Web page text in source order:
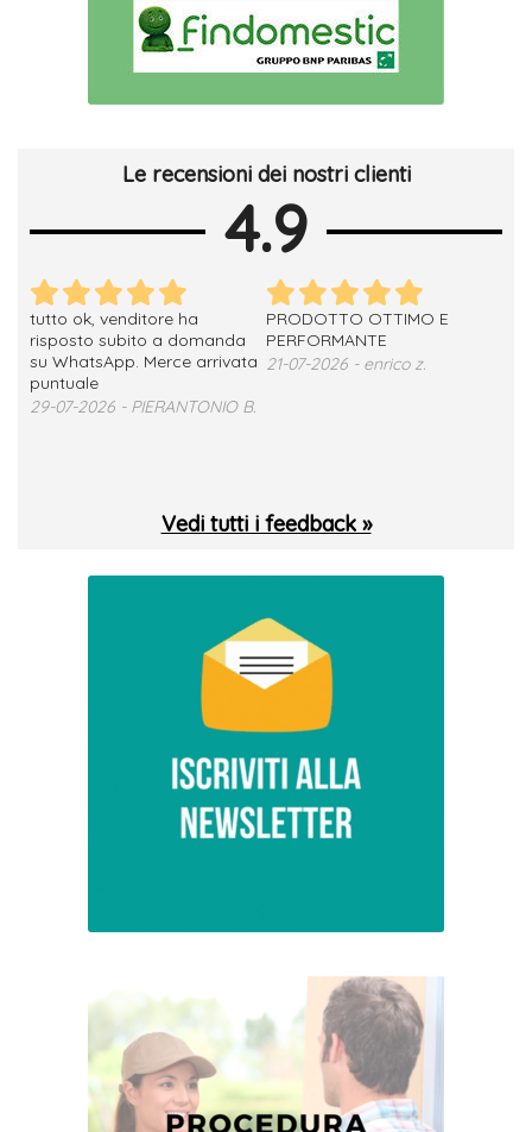
Le recensioni dei nostri clienti
4.9
tutto ok, venditore ha
risposto subito a domanda
su WhatsApp. Merce arrivata
puntuale
29-07-2026 - PIERANTONIO B.
PRODOTTO OTTIMO E
PERFORMANTE
21-07-2026 - enrico z.
Vedi tutti i feedback »